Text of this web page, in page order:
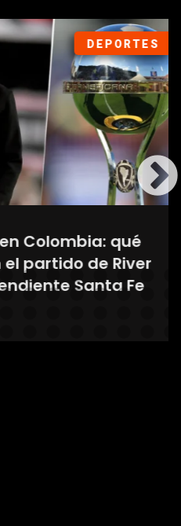
DEPORTES
qué
de River
Santa Fe